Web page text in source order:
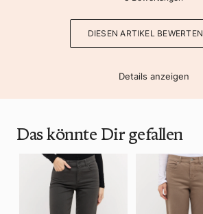
DIESEN ARTIKEL BEWERTEN
Details anzeigen
Das könnte Dir gefallen